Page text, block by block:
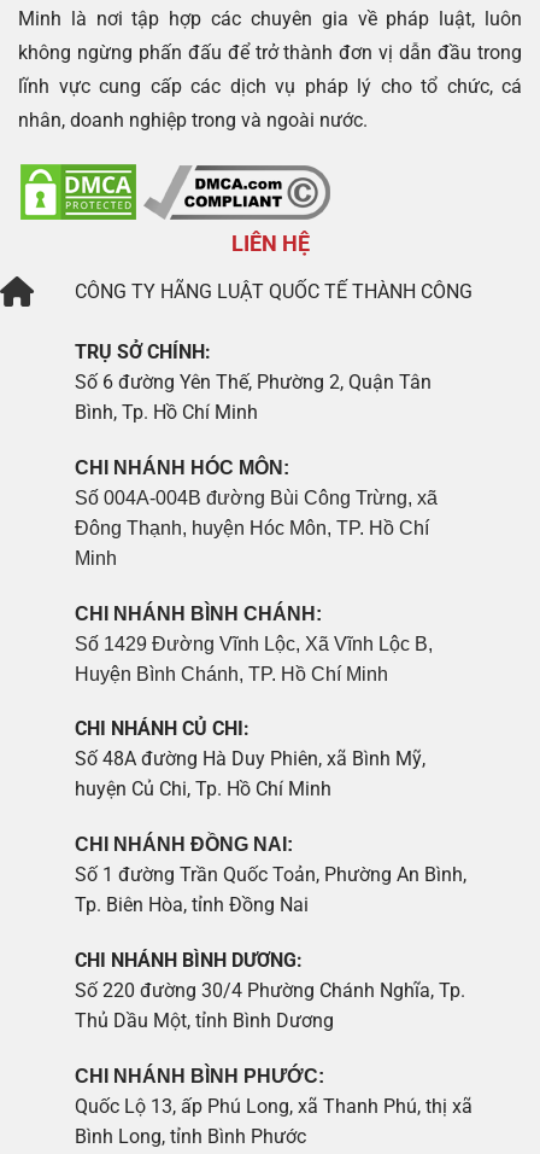
Minh là nơi tập hợp các chuyên gia về pháp luật, luôn
không ngừng phấn đấu để trở thành đơn vị dẫn đầu trong
lĩnh vực cung cấp các dịch vụ pháp lý cho tổ chức, cá
nhân, doanh nghiệp trong và ngoài nước.
LIÊN HỆ
CÔNG TY HÃNG LUẬT QUỐC TẾ THÀNH CÔNG
TRỤ SỞ CHÍNH:
Số 6 đường Yên Thế, Phường 2, Quận Tân
Bình, Tp. Hồ Chí Minh
CHI NHÁNH HÓC MÔN:
Số 004A-004B đường Bùi Công Trừng, xã
Đông Thạnh, huyện Hóc Môn, TP. Hồ Chí
Minh
CHI NHÁNH BÌNH CHÁNH:
Số 1429 Đường Vĩnh Lộc, Xã Vĩnh Lộc B,
Huyện Bình Chánh, TP. Hồ Chí Minh
CHI NHÁNH CỦ CHI:
Số 48A đường Hà Duy Phiên, xã Bình Mỹ,
huyện Củ Chi, Tp. Hồ Chí Minh
CHI NHÁNH ĐỒNG NAI:
Số 1 đường Trần Quốc Toản, Phường An Bình,
Tp. Biên Hòa, tỉnh Đồng Nai
CHI NHÁNH BÌNH DƯƠNG:
Số 220 đường 30/4 Phường Chánh Nghĩa, Tp.
Thủ Dầu Một, tỉnh Bình Dương
CHI NHÁNH BÌNH PHƯỚC:
Quốc Lộ 13, ấp Phú Long, xã Thanh Phú, thị xã
Bình Long, tỉnh Bình Phước